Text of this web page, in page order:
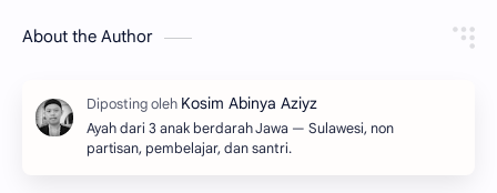
About the Author
Ayah dari 3 anak berdarah Jawa — Sulawesi, non
partisan, pembelajar, dan santri.